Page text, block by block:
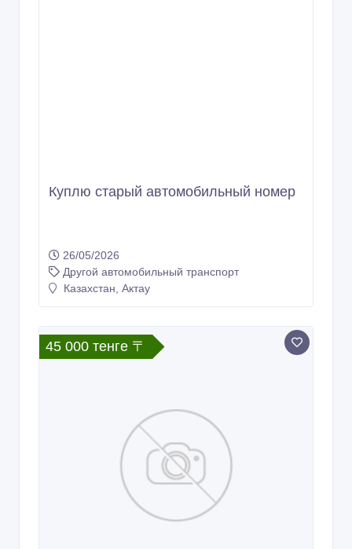
Куплю старый автомобильный номер
26/05/2026
Другой автомобильный транспорт
Казахстан, Актау
45 000 тенге 〒